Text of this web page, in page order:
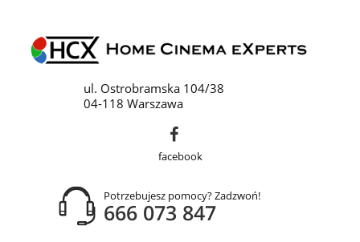
ul. Ostrobramska 104/38
04-118 Warszawa
facebook
Potrzebujesz pomocy? Zadzwoń!
666 073 847